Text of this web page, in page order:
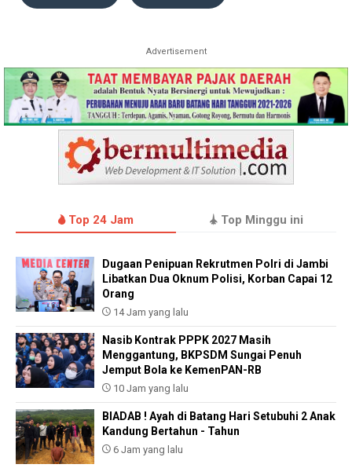
Advertisement
Top 24 Jam Top Minggu ini
Dugaan Penipuan Rekrutmen Polri di Jambi
Libatkan Dua Oknum Polisi, Korban Capai 12
Orang
14 Jam yang lalu
Nasib Kontrak PPPK 2027 Masih
Menggantung, BKPSDM Sungai Penuh
Jemput Bola ke KemenPAN-RB
10 Jam yang lalu
BIADAB ! Ayah di Batang Hari Setubuhi 2 Anak
Kandung Bertahun - Tahun
6 Jam yang lalu